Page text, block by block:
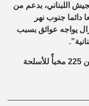
اللبناني، بدعم من
في أكثر من 120 موقعا دائما جنوب نهر
يزال يواجه عوائق بسبب
وأضاف: “عثر حفظة السلام على أكثر من 225 مخبأً للأسلحة